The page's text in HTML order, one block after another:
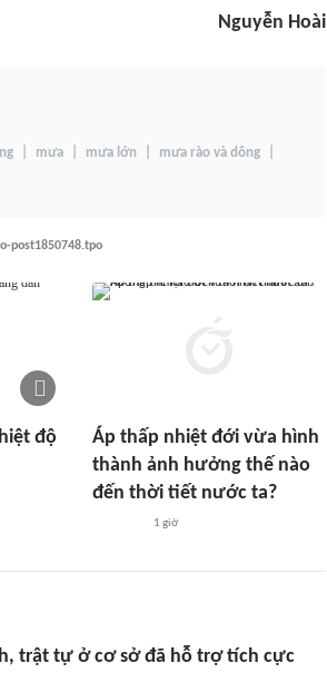
Nguyễn Hoài
mưa mưa lớn mưa rào và dông
post1850748.tpo
độ
Áp thấp nhiệt đới vừa hình
thành ảnh hưởng thế nào
đến thời tiết nước ta?
1 giờ
trật tự ở cơ sở đã hỗ trợ tích cực